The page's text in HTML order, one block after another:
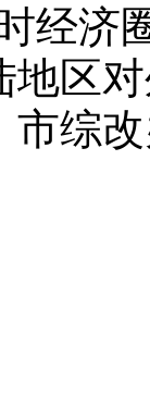
经济
地区
市综